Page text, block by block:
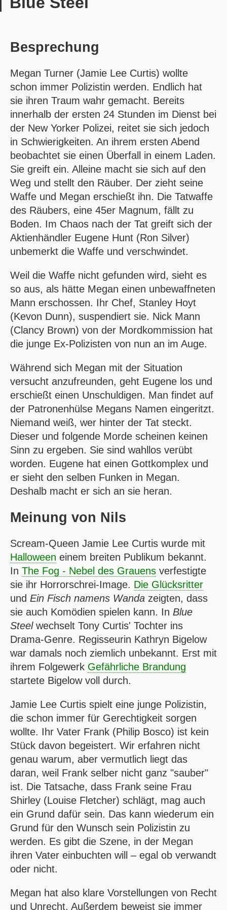
Besprechung
Megan Turner (Jamie Lee Curtis) wollte
schon immer Polizistin werden. Endlich hat
sie ihren Traum wahr gemacht. Bereits
innerhalb der ersten 24 Stunden im Dienst bei
der New Yorker Polizei, reitet sie sich jedoch
in Schwierigkeiten. An ihrem ersten Abend
beobachtet sie einen Überfall in einem Laden.
Sie greift ein. Alleine macht sie sich auf den
Weg und stellt den Räuber. Der zieht seine
Waffe und Megan erschießt ihn. Die Tatwaffe
des Räubers, eine 45er Magnum, fällt zu
Boden. Im Chaos nach der Tat greift sich der
Aktienhändler Eugene Hunt (Ron Silver)
unbemerkt die Waffe und verschwindet.
Weil die Waffe nicht gefunden wird, sieht es
so aus, als hätte Megan einen unbewaffneten
Mann erschossen. Ihr Chef, Stanley Hoyt
(Kevon Dunn), suspendiert sie. Nick Mann
(Clancy Brown) von der Mordkommission hat
die junge Ex-Polizisten von nun an im Auge.
Während sich Megan mit der Situation
versucht anzufreunden, geht Eugene los und
erschießt einen Unschuldigen. Man findet auf
der Patronenhülse Megans Namen eingeritzt.
Niemand weiß, wer hinter der Tat steckt.
Dieser und folgende Morde scheinen keinen
Sinn zu ergeben. Sie sind wahllos verübt
worden. Eugene hat einen Gottkomplex und
er sieht den selben Funken in Megan.
Deshalb macht er sich an sie heran.
Meinung von Nils
Scream-Queen Jamie Lee Curtis wurde mit
Halloween einem breiten Publikum bekannt.
In The Fog - Nebel des Grauens verfestigte
sie ihr Horrorschrei-Image. Die Glücksritter
und Ein Fisch namens Wanda zeigten, dass
sie auch Komödien spielen kann. In Blue
Steelwechselt Tony Curtis' Tochter ins
Drama-Genre. Regisseurin Kathryn Bigelow
war damals noch ziemlich unbekannt. Erst mit
ihrem Folgewerk Gefährliche Brandung
startete Bigelow voll durch.
Jamie Lee Curtis spielt eine junge Polizistin,
die schon immer für Gerechtigkeit sorgen
wollte. Ihr Vater Frank (Philip Bosco) ist kein
Stück davon begeistert. Wir erfahren nicht
genau warum, aber vermutlich liegt das
daran, weil Frank selber nicht ganz "sauber"
ist. Die Tatsache, dass Frank seine Frau
Shirley (Louise Fletcher) schlägt, mag auch
ein Grund dafür sein. Das kann wiederum ein
Grund für den Wunsch sein Polizistin zu
werden. Es gibt die Szene, in der Megan
ihren Vater einbuchten will – egal ob verwandt
oder nicht.
Megan hat also klare Vorstellungen von Recht
und Unrecht. Außerdem beweist sie immer